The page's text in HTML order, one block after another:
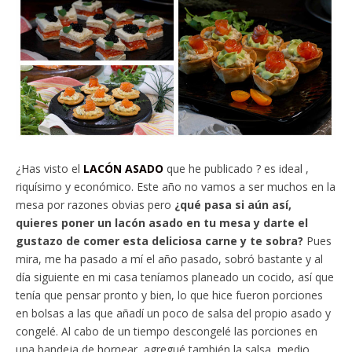
¿Has visto el LACÓN ASADO que he publicado ? es ideal ,
riquísimo y económico. Este año no vamos a ser muchos en la
mesa por razones obvias pero ¿qué pasa si aún así,
quieres poner un lacón asado en tu mesa y darte el
gustazo de comer esta deliciosa carne y te sobra? Pues
mira, me ha pasado a mí el año pasado, sobró bastante y al
día siguiente en mi casa teníamos planeado un cocido, así que
tenía que pensar pronto y bien, lo que hice fueron porciones
en bolsas a las que añadí un poco de salsa del propio asado y
congelé. Al cabo de un tiempo descongelé las porciones en